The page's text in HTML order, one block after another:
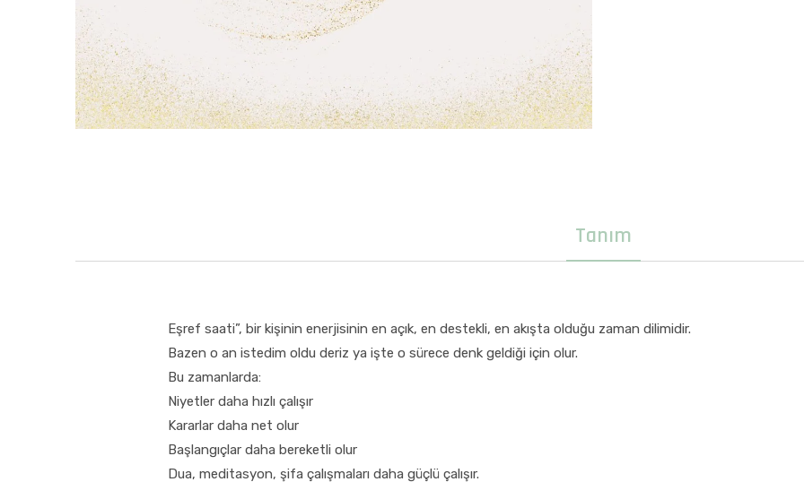
Tanım
Eşref saati”, bir kişinin enerjisinin en açık, en destekli, en akışta olduğu zaman dilimidir.
Bazen o an istedim oldu deriz ya işte o sürece denk geldiği için olur.
Bu zamanlarda:
Niyetler daha hızlı çalışır
Kararlar daha net olur
Başlangıçlar daha bereketli olur
Dua, meditasyon, şifa çalışmaları daha güçlü çalışır.